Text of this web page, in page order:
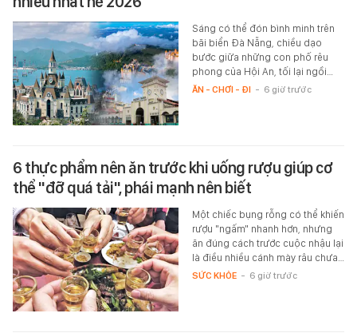
Sáng có thể đón bình minh trên
bãi biển Đà Nẵng, chiều dạo
bước giữa những con phố rêu
phong của Hội An, tối lại ngồi…
ĂN - CHƠI - ĐI - 6 giờ trước
6 thực phẩm nên ăn trước khi uống rượu giúp cơ
thể "đỡ quá tải", phái mạnh nên biết
Một chiếc bụng rỗng có thể khiến
rượu "ngấm" nhanh hơn, nhưng
ăn đúng cách trước cuộc nhậu lại
là điều nhiều cánh mày râu chưa…
SỨC KHỎE - 6 giờ trước